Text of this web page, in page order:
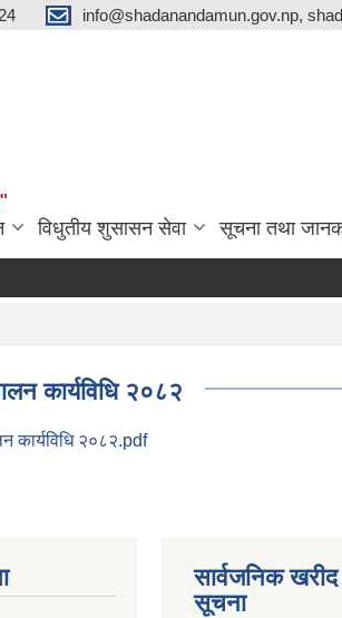
info@shadanandamun.gov.np,
विधुतीय शुसासन सेवा सूचना तथा
कार्यविधि २०८२
कार्यविधि २०८२.pdf
सार्वजनिक
सूचना